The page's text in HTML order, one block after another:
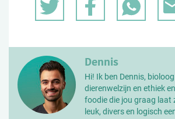
Dennis
Hi! Ik ben Dennis,
dierenwelzijn en ethiek
foodie die jou graag laat
leuk, divers en logisch